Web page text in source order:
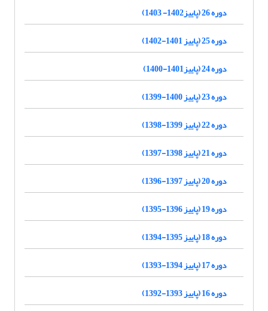
دوره 26 (پاییز1402- 1403)
دوره 25 (پاییز 1401-1402)
دوره 24 (پاییز1401-1400)
دوره 23 (پاییز 1400-1399)
دوره 22 (پاییز 1399-1398)
دوره 21 (پاییز 1398-1397)
دوره 20 (پاییز 1397-1396)
دوره 19 (پاییز 1396-1395)
دوره 18 (پاییز 1395-1394)
دوره 17 (پاییز 1394-1393)
دوره 16 (پاییز 1393-1392)